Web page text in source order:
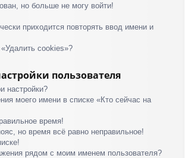
но больше не могу войти!
приходится повторять ввод имени и
cookies»?
пользователя
настройки?
моего имени в списке «Кто сейчас на
время!
но время всё равно неправильное!
рядом с моим именем пользователя?